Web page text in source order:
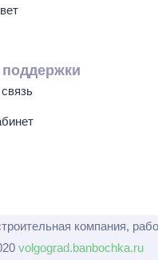
компания,
volgograd.banbochka.ru